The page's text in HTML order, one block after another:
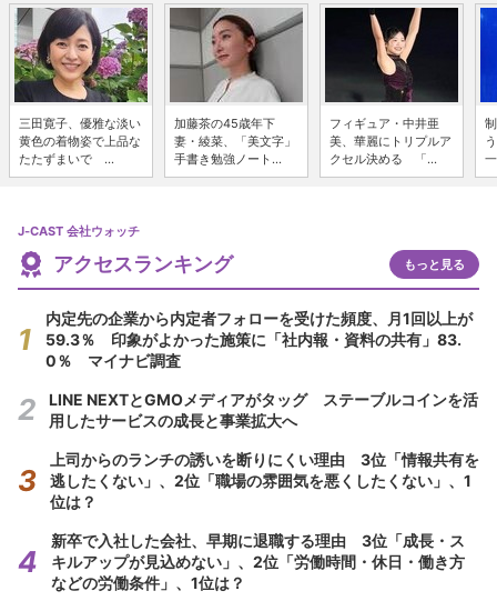
三田寛子、優雅な淡い
黄色の着物姿で上品な
たたずまいで ...
加藤茶の45歳年下
妻・綾菜、「美文字」
手書き勉強ノート...
フィギュア・中井亜
美、華麗にトリプルア
クセル決める 「...
J-CAST 会社ウォッチ
アクセスランキング もっと見る
内定先の企業から内定者フォローを受けた頻度、月1回以上が
59.3％ 印象がよかった施策に「社内報・資料の共有」83.
0％ マイナビ調査
LINE NEXTとGMOメディアがタッグ ステーブルコインを活
用したサービスの成長と事業拡大へ
上司からのランチの誘いを断りにくい理由 3位「情報共有を
逃したくない」、2位「職場の雰囲気を悪くしたくない」、1
位は？
新卒で入社した会社、早期に退職する理由 3位「成長・ス
キルアップが見込めない」、2位「労働時間・休日・働き方
などの労働条件」、1位は？